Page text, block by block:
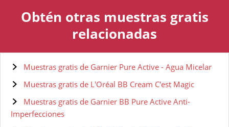
Obtén otras muestras gratis
relacionadas
Muestras gratis de Garnier Pure Active - Agua Micelar
Muestras gratis de L'Oréal BB Cream C'est Magic
Muestras gratis de Garnier BB Pure Active Anti-
Imperfecciones